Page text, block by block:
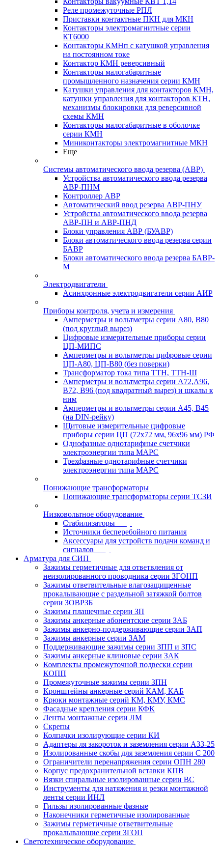
Реле промежуточные РПЛ
Приставки контактные ПКН для МКН
Контакторы электромагнитные серии
КТ6000
Контакторы КМНп с катушкой управления
на постоянном токе
Контактор КМН реверсивный
Контакторы малогабаритные
промышленного назначения серии КМН
Катушки управления для контакторов КМН,
катушки управления для контакторов КТН,
механизмы блокировки для реверсивной
схемы КМН
Контакторы малогабаритные в оболочке
серии КМН
Миниконтакторы электромагнитные МКН
Еще
Системы автоматического ввода резерва (АВР)
Устройства автоматического ввода резерва
АВР-ПНМ
Контроллер АВР
Автоматический ввод резерва АВР-ПНУ
Устройства автоматического ввода резерва
АВР-ПН и АВР-ПНД
Блоки управления АВР (БУАВР)
Блоки автоматического ввода резерва серии
БАВР
Блоки автоматического ввода резерва БАВР-
М
Электродвигатели
Асинхронные электродвигатели серии АИР
Приборы контроля, учета и измерения
Амперметры и вольтметры серии А80, В80
(под круглый вырез)
Цифровые измерительные приборы серии
ЦП-МИПС
Амперметры и вольтметры цифровые серии
ЦП-А80, ЦП-В80 (без поверки)
Трансформатор тока типа ТТН, ТТН-Ш
Амперметры и вольтметры серии А72,А96,
В72, В96 (под квадратный вырез) и шкалы к
ним
Амперметры и вольтметры серии А45, В45
(на DIN-рейку)
Щитовые измерительные цифровые
приборы серии ЦП (72х72 мм, 96х96 мм) РФ
Однофазные однотарифные счетчики
электроэнергии типа МАРС
Трехфазные однотарифные счетчики
электроэнергии типа МАРС
Понижающие трансформаторы
Понижающие трансформаторы серии ТСЗИ
Низковольтное оборудование
Стабилизаторы
Источники бесперебойного питания
Аксессуары для устройств подачи команд и
сигналов
Арматура для СИП
Зажимы герметичные для ответвления от
неизолированного проводника серии ЗГОНП
Зажимы ответвительные влагозащищенные
прокалывающие с раздельной затяжкой болтов
серии ЗОВРЗБ
Зажимы плашечные серии ЗП
Зажимы анкерные абонентские серии ЗАБ
Зажимы анкерно-поддерживающие серии ЗАП
Зажимы анкерные серии ЗАМ
Поддерживающие зажимы серии ЗПП и ЗПС
Зажимы анкерные клиновые серии ЗАК
Комплекты промежуточной подвески серии
КОПП
Промежуточные зажимы серии ЗПН
Кронштейны анкерные серий КАМ, КАБ
Крюки монтажные серий КМ, КМУ, КМС
Фасадные крепления серии КФК
Ленты монтажные серии ЛМ
Скрепы
Колпачки изолирующие серии КИ
Адаптеры ля закороток и заземления серии АЗЗ-25
Изолированные скобы для заземления серии С 200
Ограничители перенапряжения серии ОПН 280
Корпус предохранительной вставки КПВ
Вязки спиральные изолированные серии ВС
Инструменты для натяжения и резки монтажной
ленты серии ИНЛ
Гильзы изолированные фазные
Наконечники герметичные изолированные
Зажимы герметичные ответвительные
прокалывающие серии ЗГОП
Светотехническое оборудование